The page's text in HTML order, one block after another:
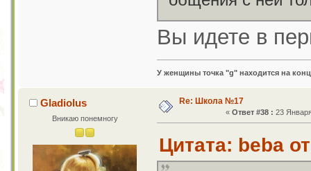
Вы идете в
У женщины точка "g" находится на
Gladiolus
Вникаю понемногу
Re: Школа №17
« Ответ #38 : 23
Цитата: beba